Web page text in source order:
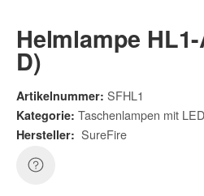
Helmlampe
D)
Artikelnummer: SFHL1
Kategorie: Taschenlampen mit LED
Hersteller: SureFire